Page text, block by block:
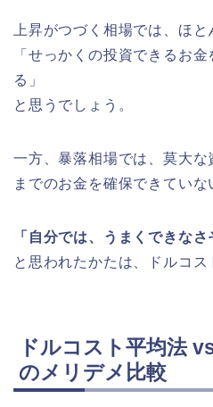
上昇がつづく相場では、ほ
「せっかくの投資できるお
る」
と思うでしょう。
一方、暴落相場では、莫大な
までのお金を確保できていな
「自分では、うまくできなさ
と思われたかたは、ドルコス
ドルコスト平均法
のメリデメ比較